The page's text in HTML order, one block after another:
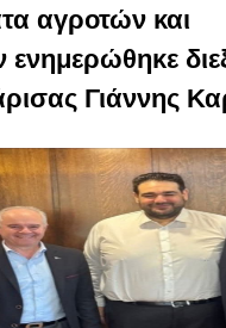
αγροτών και
Γιάννης